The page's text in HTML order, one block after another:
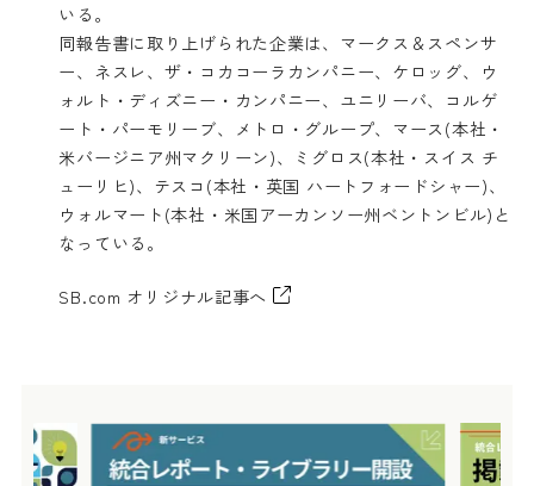
いる。
同報告書に取り上げられた企業は、マークス＆スペンサ
ー、ネスレ、ザ・コカコーラカンパニー、ケロッグ、ウ
ォルト・ディズニー・カンパニー、ユニリーバ、コルゲ
ート・パーモリーブ、メトロ・グループ、マース(本社・
米バージニア州マクリーン)、ミグロス(本社・スイス チ
ューリヒ)、テスコ(本社・英国 ハートフォードシャー)、
ウォルマート(本社・米国アーカンソー州ベントンビル)と
なっている。
SB.com オリジナル記事へ